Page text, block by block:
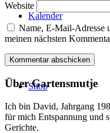
Kalender
Shop
Website
Name, E-Mail-Adresse
meinen nächsten
Über Gartensmutje
Ich bin David, Jahrgang
für mich Entspannung und
Gerichte.